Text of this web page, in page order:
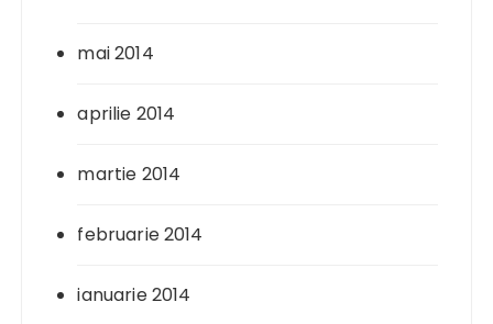
mai 2014
aprilie 2014
martie 2014
februarie 2014
ianuarie 2014